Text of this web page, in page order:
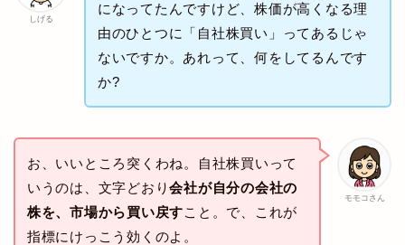
しげる
になってたんですけど、株価が高くなる理
由のひとつに「自社株買い」ってあるじゃ
ないですか。あれって、何をしてるんです
か?
モモコさん
お、いいところ突くわね。自社株買いって
いうのは、文字どおり会社が自分の会社の
株を、市場から買い戻すこと。で、これが
指標にけっこう効くのよ。